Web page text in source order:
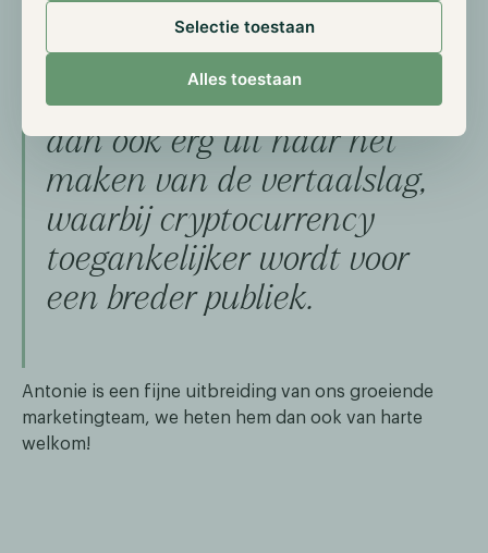
Selectie toestaan
Alles toestaan
en blockchain combineren
met mijn ervaring als
content marketeer. Ik kijk
dan ook erg uit naar het
maken van de vertaalslag,
waarbij cryptocurrency
toegankelijker wordt voor
een breder publiek.
Antonie is een fijne uitbreiding van ons groeiende
marketingteam, we heten hem dan ook van harte
welkom!